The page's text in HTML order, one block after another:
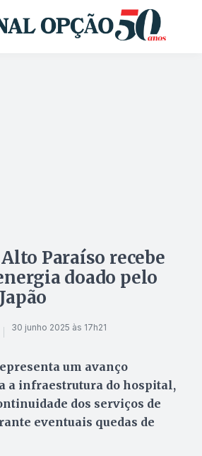
Paraíso recebe
doado pelo
30 junho 2025 às 17h21
um avanço
a infraestrutura do hospital,
dos serviços de
eventuais quedas de